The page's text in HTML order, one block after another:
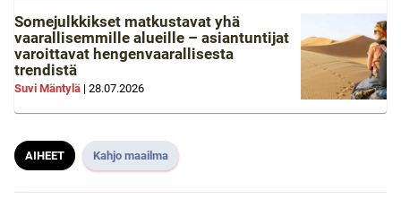
Somejulkkikset matkustavat yhä
vaarallisemmille alueille – asiantuntijat
varoittavat hengenvaarallisesta
trendistä
Suvi Mäntylä | 28.07.2026
AIHEET Kahjo maailma